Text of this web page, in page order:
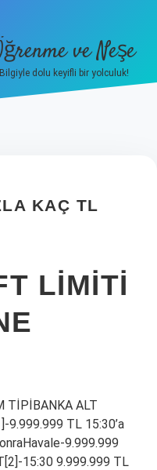
ve Neşe
Bilgiyle dolu keyifli bir yolculuk!
KAÇ TL
LIMITI
TİPİBANKA ALT
TL 15:30’a
9.999.999
15:30 9.999.999 TL